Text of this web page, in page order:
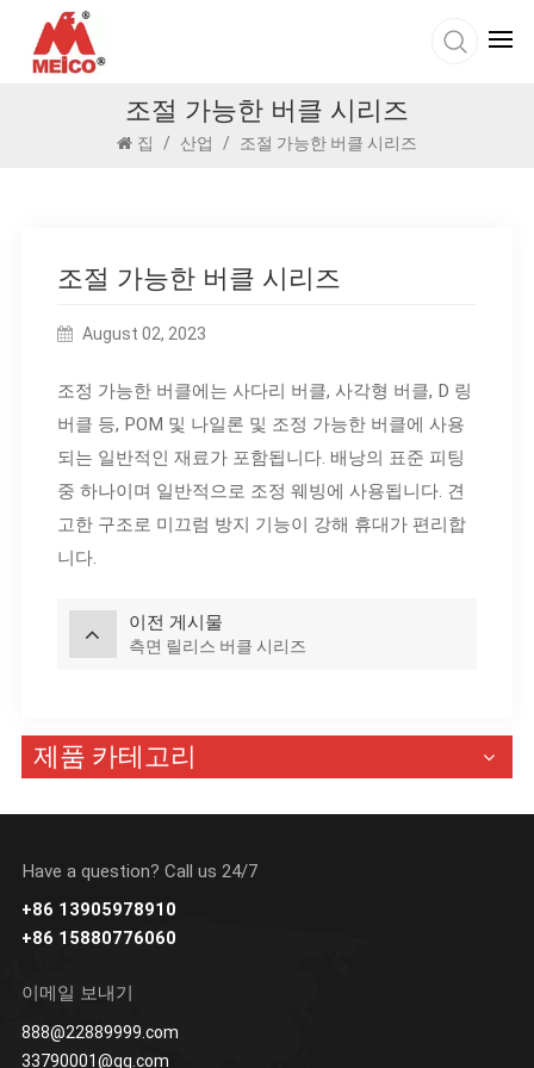
조절 가능한 버클 시리즈
집 / 산업 / 조절 가능한 버클 시리즈
조절 가능한 버클 시리즈
August 02, 2023
조정 가능한 버클에는 사다리 버클, 사각형 버클, D 링
버클 등, POM 및 나일론 및 조정 가능한 버클에 사용
되는 일반적인 재료가 포함됩니다. 배낭의 표준 피팅
중 하나이며 일반적으로 조정 웨빙에 사용됩니다. 견
고한 구조로 미끄럼 방지 기능이 강해 휴대가 편리합
니다.
이전 게시물
측면 릴리스 버클 시리즈
제품 카테고리
Have a question? Call us 24/7
+86 13905978910
+86 15880776060
이메일 보내기
888@22889999.com
33790001@qq.com